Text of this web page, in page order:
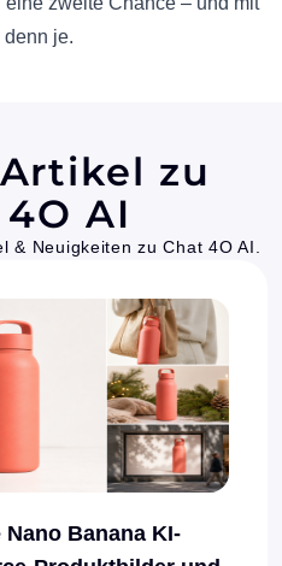
je.
zu
AI
& Neuigkeiten zu Chat 4O AI.
Banana KI-